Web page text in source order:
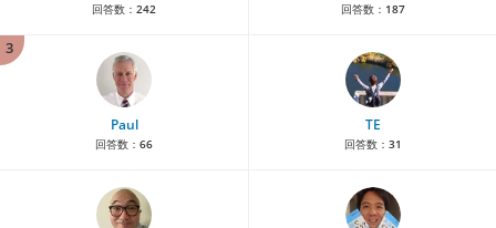
回答数： 242 回答数： 187
3
Paul
回答数： 66
TE
回答数： 31